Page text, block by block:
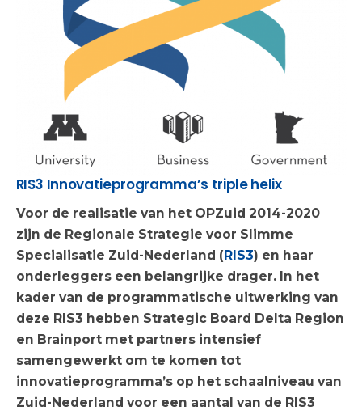
RIS3 Innovatieprogramma’s triple helix
Voor de realisatie van het OPZuid 2014-2020
zijn de Regionale Strategie voor Slimme
Specialisatie Zuid-Nederland (RIS3) en haar
onderleggers een belangrijke drager. In het
kader van de programmatische uitwerking van
deze RIS3 hebben Strategic Board Delta Region
en Brainport met partners intensief
samengewerkt om te komen tot
innovatieprogramma’s op het schaalniveau van
Zuid-Nederland voor een aantal van de RIS3